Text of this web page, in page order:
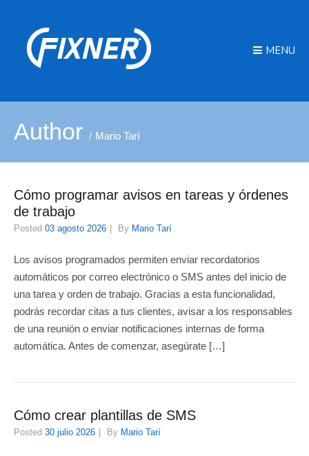
MENU
Author Mario Tarí
Cómo programar avisos en tareas y órdenes
de trabajo
Posted 03 agosto 2026 By Mario Tarí
Los avisos programados permiten enviar recordatorios
automáticos por correo electrónico o SMS antes del inicio de
una tarea y orden de trabajo. Gracias a esta funcionalidad,
podrás recordar citas a tus clientes, avisar a los responsables
de una reunión o enviar notificaciones internas de forma
automática. Antes de comenzar, asegúrate […]
Cómo crear plantillas de SMS
Posted 30 julio 2026 By Mario Tarí